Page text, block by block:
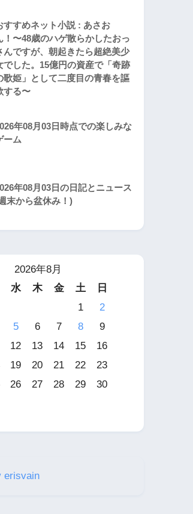
すすめネット小説 : あさお
！〜48歳のハゲ散らかしたおっ
んですが、朝起きたら超絶美少
でした。15億円の資産で「奇跡
歌姫」として二度目の青春を謳
する〜
年08月03日時点での楽しみな
ーム
年08月03日の日記とニュース
末から盆休み！)
2026年8月
水 木 金 土
日
1
2
5 6 7 8
9
12 13 14 15
16
19 20 21 22
23
26 27 28 29
30
erisvain